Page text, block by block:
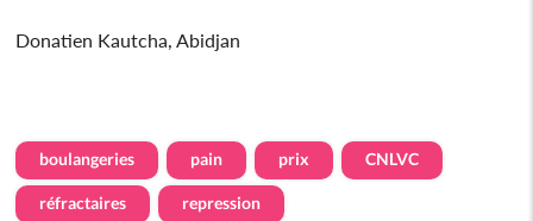
Donatien Kautcha, Abidjan
boulangeries pain prix CNLVC
réfractaires repression